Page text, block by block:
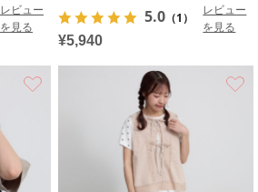
レビュー
を見る
5.0 （1）
レビュー
を見る
¥5,940